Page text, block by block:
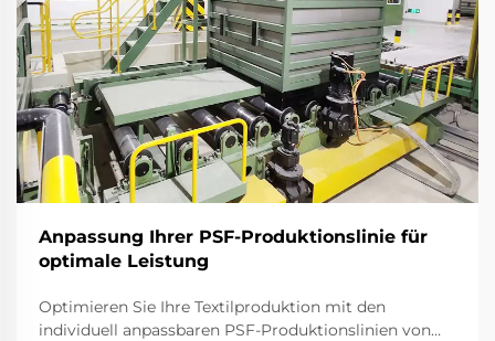
Anpassung Ihrer PSF-Produktionslinie für
optimale Leistung
Optimieren Sie Ihre Textilproduktion mit den
individuell anpassbaren PSF-Produktionslinien von